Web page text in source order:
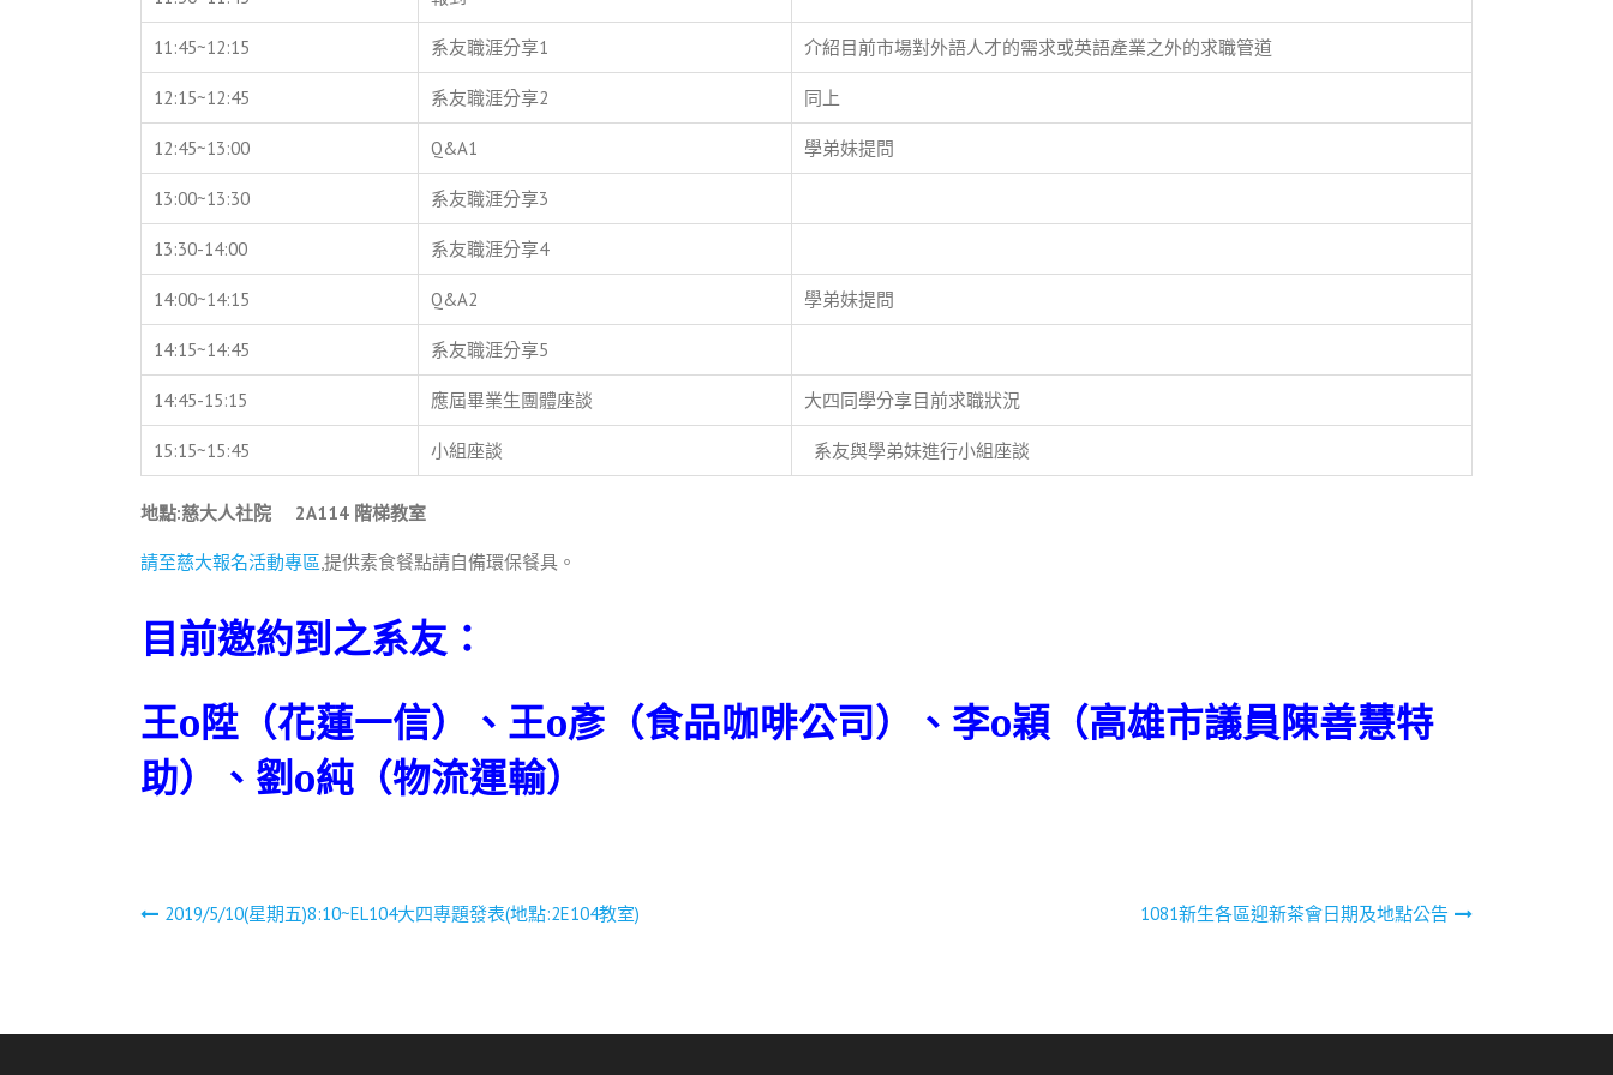
11:45~12:15 系友職涯分享1 介紹目前市場對外語人才的需求或英語產業之外的求職管道
12:15~12:45 系友職涯分享2 同上
12:45~13:00 Q&A1 學弟妹提問
13:00~13:30 系友職涯分享3
13:30-14:00 系友職涯分享4
14:00~14:15 Q&A2 學弟妹提問
14:15~14:45 系友職涯分享5
14:45-15:15 應屆畢業生團體座談 大四同學分享目前求職狀況
15:15~15:45 小組座談 系友與學弟妹進行小組座談
地點:慈大人社院 2A114 階梯教室
請至慈大報名活動專區,提供素食餐點請自備環保餐具。
目前邀約到之系友：
王o陞（花蓮一信）
、王o彥（食品咖啡公司）、李o穎（高雄市議員陳善慧特
助）、劉o純（物流運輸）
文
導
2019/5/10(星期五)8:10~EL104大四專題發表(地點:2E104教室) 1081新生各區迎新茶會日期及地點公告